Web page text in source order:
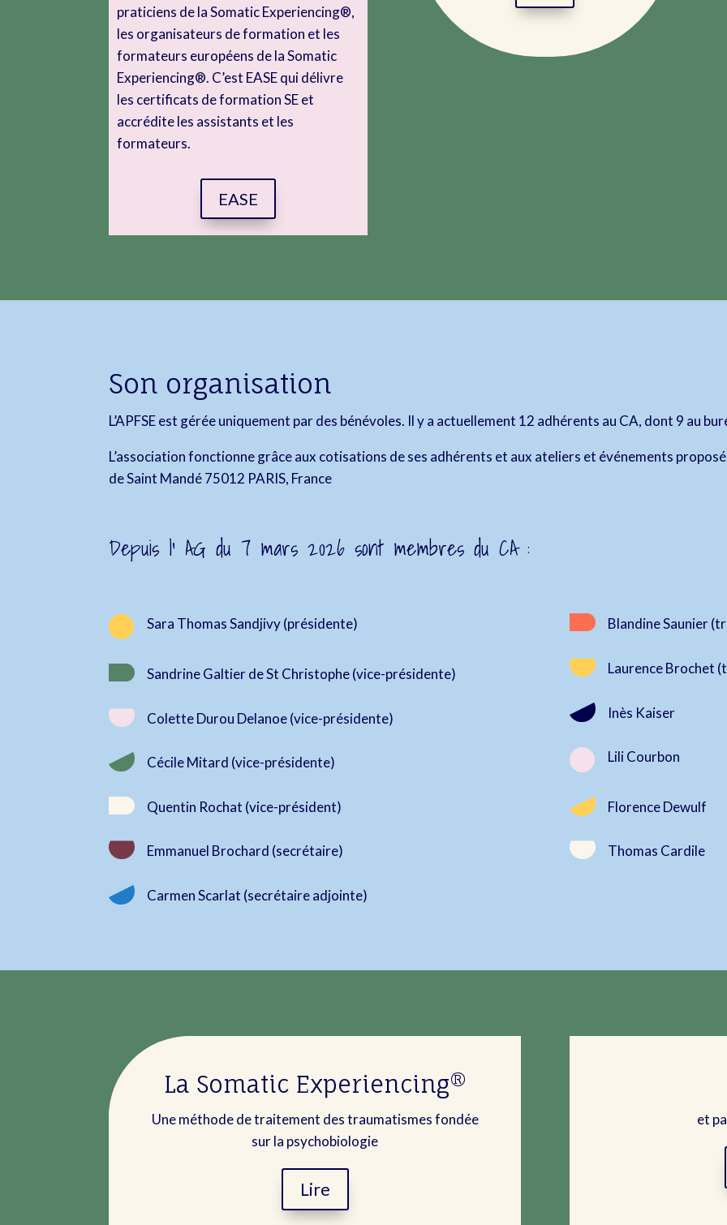
praticiens de la Somatic Experiencing®,
les organisateurs de formation et les
formateurs européens de la Somatic
Experiencing®. C’est EASE qui délivre
les certificats de formation SE et
accrédite les assistants et les
formateurs.
EASE
Son organisation
L’APFSE est gérée uniquement par des bénévoles. Il y a actuellement 12 adhérents au CA, dont 9 au
L’association fonctionne grâce aux cotisations de ses adhérents et aux ateliers et événements
de Saint Mandé 75012 PARIS, France
Depuis l’ AG du 7 mars 2026 sont membres du CA :
 Sara Thomas Sandjivy (présidente)
Sandrine Galtier de St Christophe (vice-présidente)
Colette Durou Delanoe (vice-présidente)
Cécile Mitard (vice-présidente)
Quentin Rochat (vice-président)
Emmanuel Brochard (secrétaire)
Carmen Scarlat (secrétaire adjointe)
Blandine Saunier
Laurence Brochet
Inès Kaiser
 Lili Courbon
Florence Dewulf
Thomas Cardile
La Somatic Experiencing®
Une méthode de traitement des traumatismes fondée
sur la psychobiologie
Lire
et